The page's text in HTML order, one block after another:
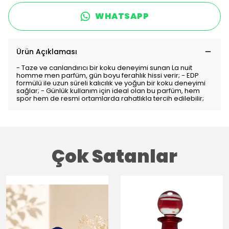
WHATSAPP
Ürün Açıklaması
- Taze ve canlandırıcı bir koku deneyimi sunan La nuit
homme men parfüm, gün boyu ferahlık hissi verir; - EDP
formülü ile uzun süreli kalıcılık ve yoğun bir koku deneyimi
sağlar; - Günlük kullanım için ideal olan bu parfüm, hem
spor hem de resmi ortamlarda rahatlıkla tercih edilebilir;
Çok Satanlar